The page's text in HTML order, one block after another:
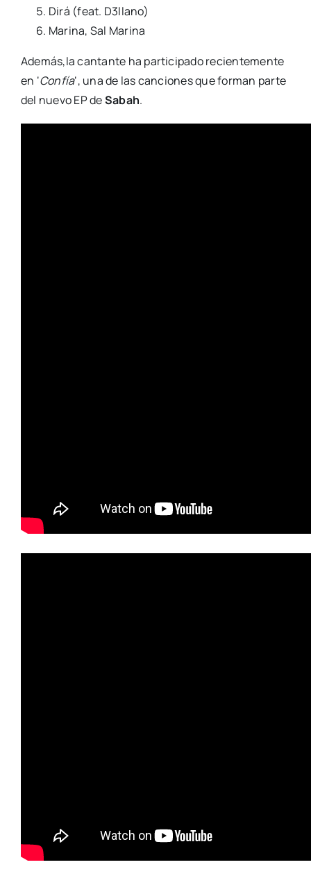
Dirá (feat. D3llano)
Marina, Sal Marina
Además,la cantante ha participado recientemente
en ‘Confía‘, una de las canciones que forman parte
del nuevo EP deSabah.